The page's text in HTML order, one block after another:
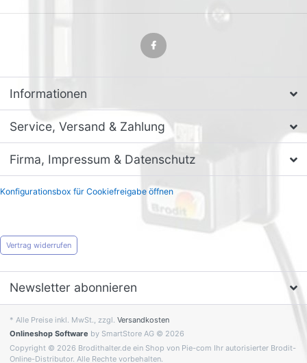
Informationen
Service, Versand & Zahlung
Firma, Impressum & Datenschutz
Konfigurationsbox für Cookiefreigabe öffnen
Vertrag widerrufen
Newsletter abonnieren
* Alle Preise inkl. MwSt., zzgl. Versandkosten
Onlineshop Software by SmartStore AG © 2026
Copyright © 2026 Brodithalter.de ein Shop von Pie-com Ihr autorisierter Brodit-
Online-Distributor. Alle Rechte vorbehalten.